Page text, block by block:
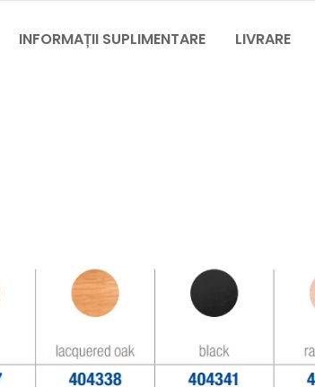
INFORMAȚII SUPLIMENTARE LIVRARE